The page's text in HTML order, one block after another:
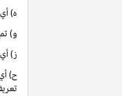
ه)
و)
ز)
ح)